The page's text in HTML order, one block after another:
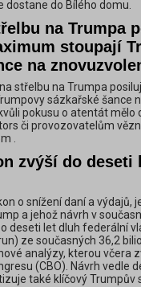
dostane do Bílého domu.
na Trumpa
stoupají
na
střelbu na Trumpa
sázkařské šance
pokusu o atentát mělo
či provozovatelům
.
zvýší do deseti
o snížení daní a výdajů,
a jehož návrh v
deseti let dluh federální
ze současných 36,2
analýzy, kterou včera
(CBO). Návrh vedle
také klíčový Trumpův